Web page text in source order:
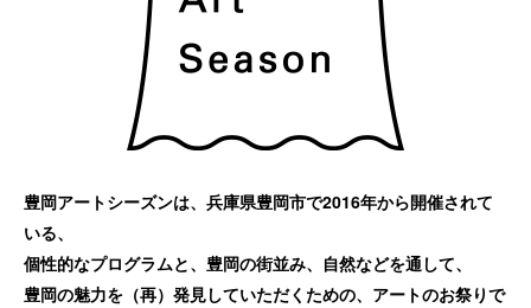
豊岡アートシーズンは、兵庫県豊岡市で2016年から開催されて
いる、
個性的なプログラムと、豊岡の街並み、自然などを通して、
豊岡の魅力を（再）発見していただくための、アートのお祭りで